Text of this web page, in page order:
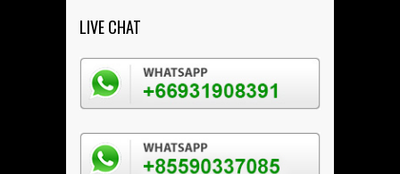
LIVE CHAT